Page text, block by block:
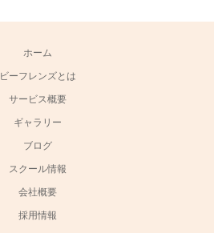
ホーム
ビーフレンズとは
サービス概要
ギャラリー
ブログ
スクール情報
会社概要
採用情報